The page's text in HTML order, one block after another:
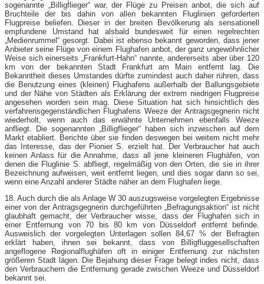
sogenannte „Billigflieger“ war, der Flüge zu Preisen anbot, die sich auf
Bruchteile der bis dahin von allen bekannten Fluglinien geforderten
Flugpreise beliefen. Dieser in der breiten Bevölkerung als sensationell
empfundene Umstand hat alsbald bundesweit für einen regelrechten
„Medienrummel“ gesorgt. Dabei ist ebenso bekannt geworden, dass jener
Anbieter seine Flüge von einem Flughafen anbot, der ganz ungewöhnlicher
Weise sich einerseits „Frankfurt-Hahn“ nannte, andererseits aber über 120
km von der bekannten Stadt Frankfurt am Main entfernt lag. Die
Bekanntheit dieses Umstandes dürfte zumindest auch daher rühren, dass
die Benutzung eines (kleinen) Flughafens außerhalb der Ballungsgebiete
und der Nähe von Städten als Erklärung der extrem niedrigen Flugpreise
angesehen worden sein mag. Diese Situation hat sich hinsichtlich des
verfahrensgegenständlichen Flughafens Weeze der Antragsgegnerin nicht
wiederholt, wenn auch das erwähnte Unternehmen ebenfalls Weeze
anfliegt. Die sogenannten „Billigflieger“ haben sich inzwischen auf dem
Markt etabliert. Berichte über sie finden deswegen bei weitem nicht mehr
das Interesse, das der Pionier S. erzielt hat. Der Verbraucher hat auch
keinen Anlass für die Annahme, dass all jene kleineren Flughäfen, von
denen die Fluglinie S. abfliegt, regelmäßig von den Orten, die sie in ihrer
Bezeichnung aufweisen, weit entfernt liegen, und dies sogar dann so sei,
wenn eine Anzahl anderer Städte näher an dem Flughafen liege.
18. Auch durch die als Anlage W 30 auszugsweise vorgelegten Ergebnisse
einer von der Antragsgegnerin durchgeführten „Befragungsaktion“ ist nicht
glaubhaft gemacht, der Verbraucher wisse, dass der Flughafen sich in
einer Entfernung von 70 bis 80 km von Düsseldorf entfernt befinde.
Ausweislich der vorgelegten Unterlagen sollen 84,67 % der Befragten
erklärt haben, ihnen sei bekannt, dass von Billigfluggesellschaften
angeflogene Regionalflughäfen oft in einiger Entfernung zur nächsten
größeren Stadt lägen. Die Bejahung dieser Frage belegt indes nicht, dass
den Verbrauchern die Entfernung gerade zwischen Weeze und Düsseldorf
bekannt sei.